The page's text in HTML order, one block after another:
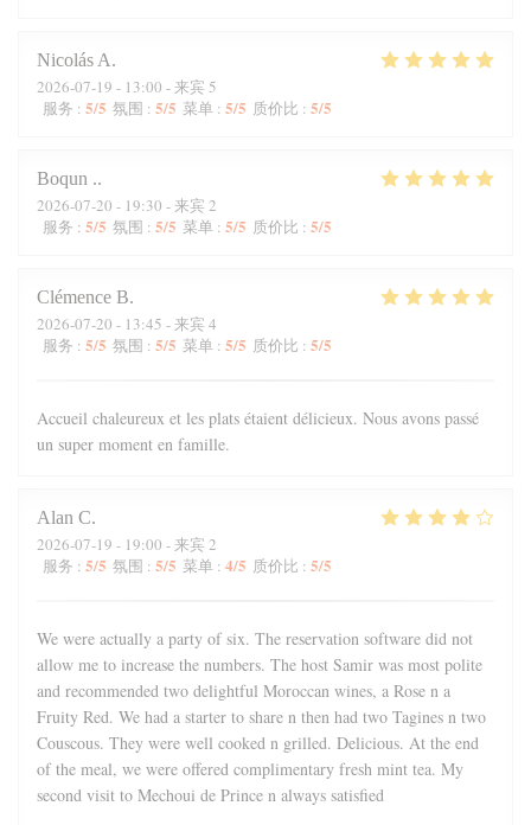
Nicolás A
2026-07-19 - 13:00 - 来宾 5
服务 : 5/5 氛围 : 5/5 菜单 : 5/5 质价比 : 5/5
Boqun .
2026-07-20 - 19:30 - 来宾 2
服务 : 5/5 氛围 : 5/5 菜单 : 5/5 质价比 : 5/5
Clémence B
2026-07-20 - 13:45 - 来宾 4
服务 : 5/5 氛围 : 5/5 菜单 : 5/5 质价比 : 5/5
Accueil chaleureux et les plats étaient délicieux. Nous avons passé
un super moment en famille.
Alan C
2026-07-19 - 19:00 - 来宾 2
服务 : 5/5 氛围 : 5/5 菜单 : 4/5 质价比 : 5/5
We were actually a party of six. The reservation software did not
allow me to increase the numbers. The host Samir was most polite
and recommended two delightful Moroccan wines, a Rose n a
Fruity Red. We had a starter to share n then had two Tagines n two
Couscous. They were well cooked n grilled. Delicious. At the end
of the meal, we were offered complimentary fresh mint tea. My
second visit to Mechoui de Prince n always satisfied